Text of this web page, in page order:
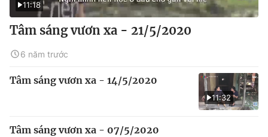
11:18
Tâm sáng vươn xa - 21/5/2020
6 năm trước
11:32
Tâm sáng vươn xa - 14/5/2020
Tâm sáng vươn xa - 07/5/2020